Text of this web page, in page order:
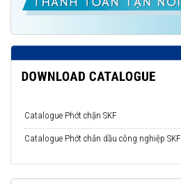
Catalogue Phớt chặn SKF
Catalogue Phớt chắn dầu công nghiệp SKF